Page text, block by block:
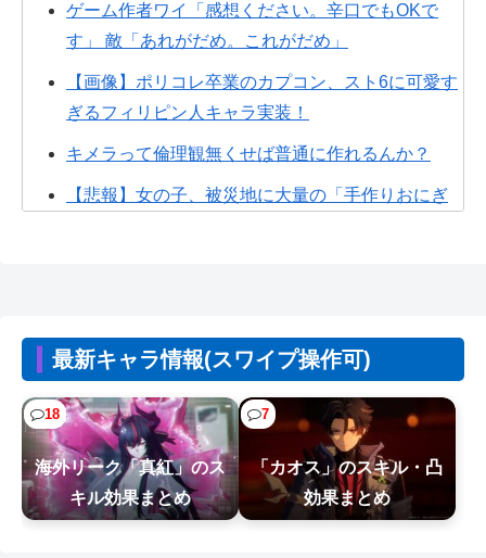
ゲーム作者ワイ「感想ください。辛口でもOKで
す」 敵「あれがだめ。これがだめ」
【画像】ポリコレ卒業のカプコン、スト6に可愛す
ぎるフィリピン人キャラ実装！
キメラって倫理観無くせば普通に作れるんか？
【悲報】女の子、被災地に大量の「手作りおにぎ
【衝撃】クルタ族虐 殺の犯人、ツェリードニヒで
確定！クロロの演劇のせいで2人も無...
【NTE】にくきゅうはマルチやればすぐ終わると
かすればいいのに。
【NTE まとめ】にくきゅう編成で盛り上がるスレ
民！レクイエム・真紅・イロヒの評...
最新キャラ情報(スワイプ操作可)
18
海外リーク「真紅」のス
キル効果まとめ
7
「カオス」のスキル・凸
効果まとめ